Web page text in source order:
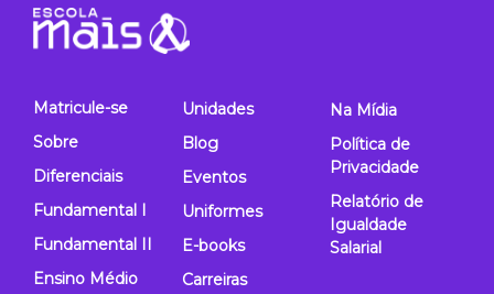
Matricule-se
Sobre
Diferenciais
Fundamental I
Fundamental II
Ensino Médio
Unidades
Blog
Eventos
Uniformes
E-books
Carreiras
Na Mídia
Política de
Privacidade
Relatório de
Igualdade
Salarial